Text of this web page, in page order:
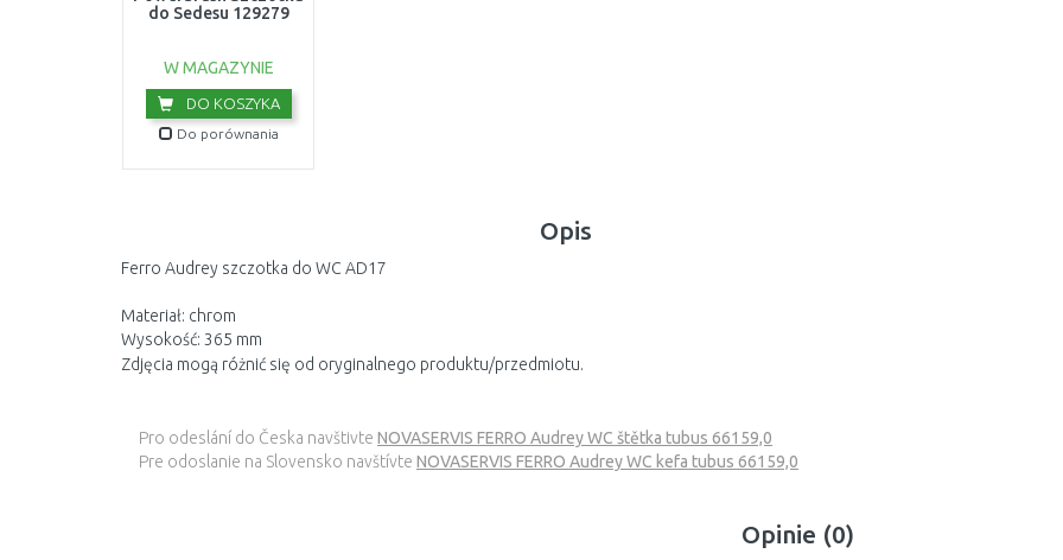
do Sedesu 129279
W MAGAZYNIE
DO KOSZYKA
Do porównania
Opis
Ferro Audrey szczotka do WC AD17
Materiał: chrom
Wysokość: 365 mm
Zdjęcia mogą różnić się od oryginalnego produktu/przedmiotu.
Pro odeslání do Česka navštivte NOVASERVIS FERRO Audrey WC štětka tubus 66159,0
Pre odoslanie na Slovensko navštívte NOVASERVIS FERRO Audrey WC kefa tubus 66159,0
Opinie (0)